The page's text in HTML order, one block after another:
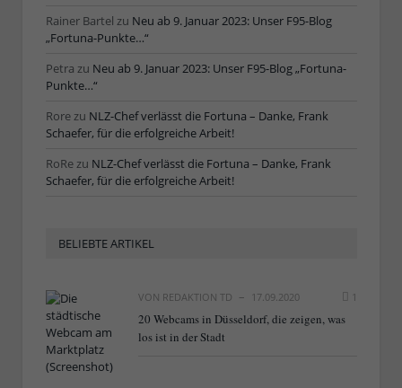
Rainer Bartel zu Neu ab 9. Januar 2023: Unser F95-Blog
„Fortuna-Punkte…“
Petra zu Neu ab 9. Januar 2023: Unser F95-Blog „Fortuna-
Punkte…“
Rorezu NLZ-Chef verlässt die Fortuna – Danke, Frank
Schaefer, für die erfolgreiche Arbeit!
RoRezu NLZ-Chef verlässt die Fortuna – Danke, Frank
Schaefer, für die erfolgreiche Arbeit!
BELIEBTE ARTIKEL
VON REDAKTION TD 17.09.2020 1
20 Webcams in Düsseldorf, die zeigen, was
los ist in der Stadt